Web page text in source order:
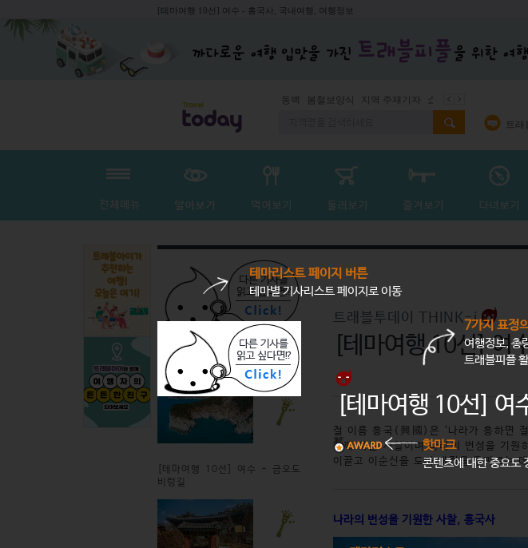
[테마여행 10선] 여수 - 흥국사, 국내여행, 여행정보
동백 봄철보양식 지역 주재기자 쇼 미 더 트래블아이
트래
[테마여행 10선] 여수 - 금오도
비렁길
트래블투데이 THINK-i
[테마여행 10선] 여
절 이름 흥국(興國)은 ‘나라가 흥하면
함께 하는 사찰이며 나라의 번성을 기
이끌고 이순신을 도와 왜적을 무찌르는
나라의 번성을 기원한 사찰, 흥국사
테마리스트 페이지 버튼
테마별 기사리스트 페이지로 이동
[테마여행 10선] 여
7가지 표정
여행정보, 총
트래블피플
핫마크
콘텐츠에 대한 중요도